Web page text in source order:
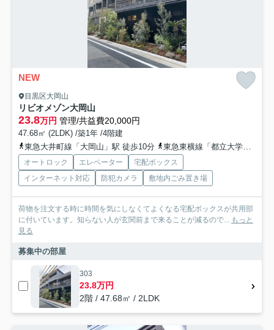
NEW
目黒区大岡山
リビオメゾン大岡山
23.8万円 管理/共益費20,000円
47.68㎡ (2LDK) /築1年 /4階建
東急大井町線「大岡山」駅 徒歩10分
東急東横線「都立大学」駅 徒歩12分
オートロック エレベーター
宅配ボックス
インターネット対応
防犯カメラ 敷地内ごみ置き場
荷物を注文する時に時間を気にしなくてよくなる宅配ボックスが共用部
に付いています。知らない人が玄関前まで来ることが減るので... もっと
見る
募集中の部屋
303
23.8万円
2階 / 47.68㎡ / 2LDK